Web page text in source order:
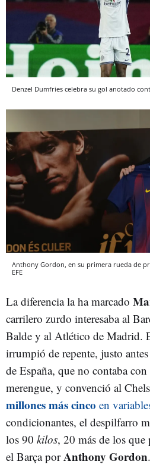
Denzel Dumfries celebra su gol anotado
Anthony Gordon, en su primera rueda de
EFE
La diferencia la ha marcado
carrilero zurdo interesaba al
Balde y al Atlético de Madrid.
irrumpió de repente, justo
de España, que no contaba
merengue, y convenció al
millones más cinco en
condicionantes, el despilfarro
los 90 kilos, 20 más de los
el Barça porAnthony Gordon.